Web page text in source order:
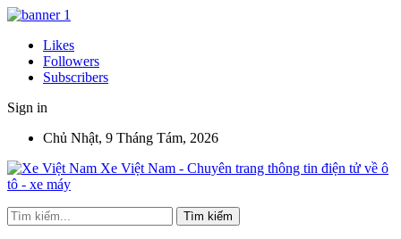
Likes
Followers
Subscribers
Sign in
Chủ Nhật, 9 Tháng Tám, 2026
Xe Việt Nam - Chuyên trang thông tin điện tử về ô
tô - xe máy